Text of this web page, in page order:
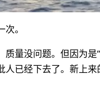
。
量没问题。但因为是
已经下去了。新上来